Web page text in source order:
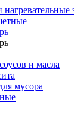
и масла
мусора